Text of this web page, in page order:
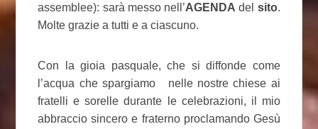
assemblee): sarà messo nell’AGENDA del sito.
Molte grazie a tutti e a ciascuno.
Con la gioia pasquale, che si diffonde come
l’acqua che spargiamo nelle nostre chiese ai
fratelli e sorelle durante le celebrazioni, il mio
abbraccio sincero e fraterno proclamando Gesù